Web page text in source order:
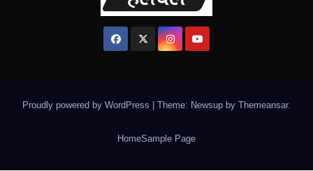
Proudly powered by WordPress Theme: Newsup by Themeansar.
HomeSample Page